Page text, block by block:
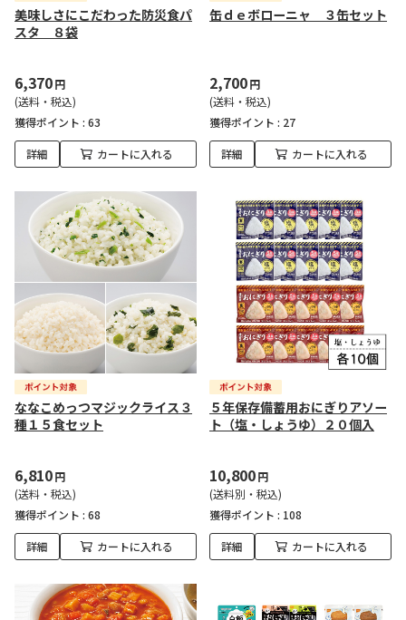
美味しさにこだわった防災食パ
スタ ８袋
6,370円
(送料・税込)
獲得ポイント : 63
詳細 カートに入れる
缶ｄｅボローニャ ３缶セット
2,700円
(送料・税込)
獲得ポイント : 27
詳細 カートに入れる
ななこめっつマジックライス３
種１５食セット
6,810円
(送料・税込)
獲得ポイント : 68
詳細 カートに入れる
５年保存備蓄用おにぎりアソー
ト（塩・しょうゆ）２０個入
10,800円
(送料別・税込)
獲得ポイント : 108
詳細 カートに入れる